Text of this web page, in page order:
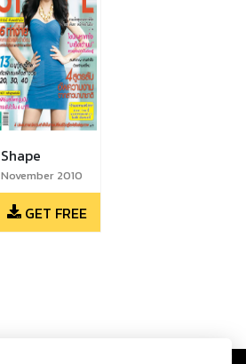
Shape
November 2010
GET FREE